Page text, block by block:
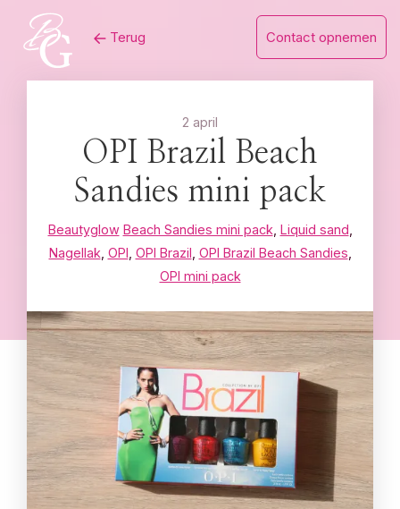
content
Terug Contact opnemen
2 april
OPI Brazil Beach
Sandies mini pack
Beautyglow Beach Sandies mini pack Liquid sand
Nagellak OPI OPI Brazil OPI Brazil Beach Sandies
OPI mini pack